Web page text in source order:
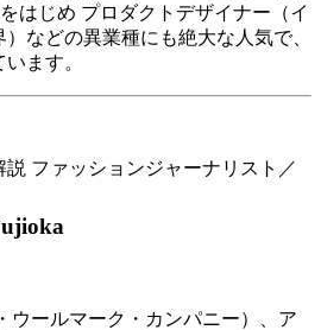
はじめ プロダクトデザイナー（イ
などの異業種にも絶大な人気で、
ます。
ファッションジャーナリスト／
ウールマーク・カンパニー）、ア